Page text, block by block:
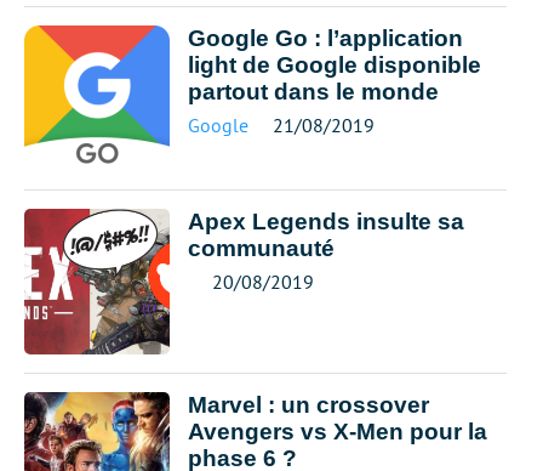
Google Go : l’application
light de Google disponible
partout dans le monde
Google 21/08/2019
Apex Legends insulte sa
communauté
20/08/2019
Marvel : un crossover
Avengers vs X-Men pour la
phase 6 ?